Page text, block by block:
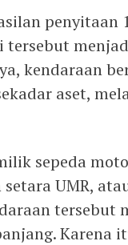
penyitaan
tersebut
kendaraan
aset,
sepeda
UMR,
tersebut
Karena